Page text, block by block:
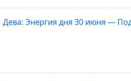
Дева: Энергия дня 30 июня —